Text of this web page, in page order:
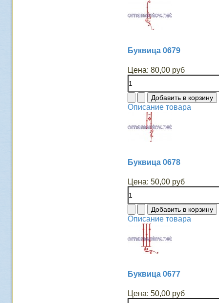
Буквица 0679
Цена: 80,00 руб
Описание товара
Буквица 0678
Цена: 50,00 руб
Описание товара
Буквица 0677
Цена: 50,00 руб